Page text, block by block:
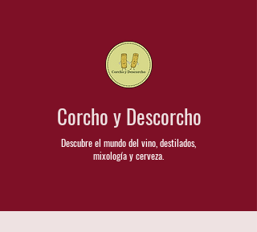
Corcho y Descorcho
Descubre el mundo del vino, destilados,
mixología y cerveza.